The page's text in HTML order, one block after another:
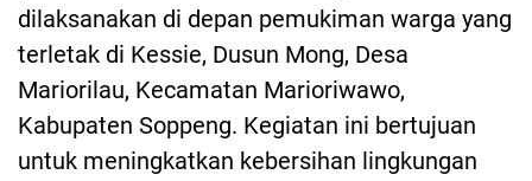
dilaksanakan di depan pemukiman warga yang
terletak di Kessie, Dusun Mong, Desa
Mariorilau, Kecamatan Marioriwawo,
Kabupaten Soppeng. Kegiatan ini bertujuan
untuk meningkatkan kebersihan lingkungan